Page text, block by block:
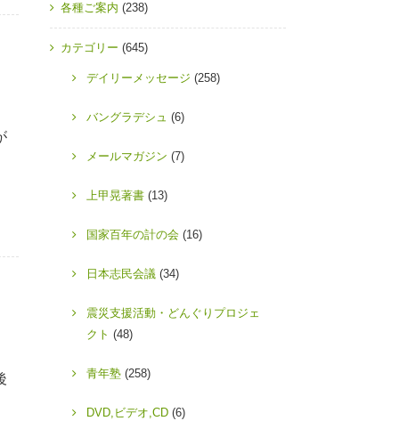
各種ご案内 (238)
カテゴリー (645)
デイリーメッセージ (258)
バングラデシュ (6)
メールマガジン (7)
上甲晃著書 (13)
国家百年の計の会 (16)
日本志民会議 (34)
震災支援活動・どんぐりプロジェ
クト (48)
青年塾 (258)
DVD,ビデオ,CD (6)